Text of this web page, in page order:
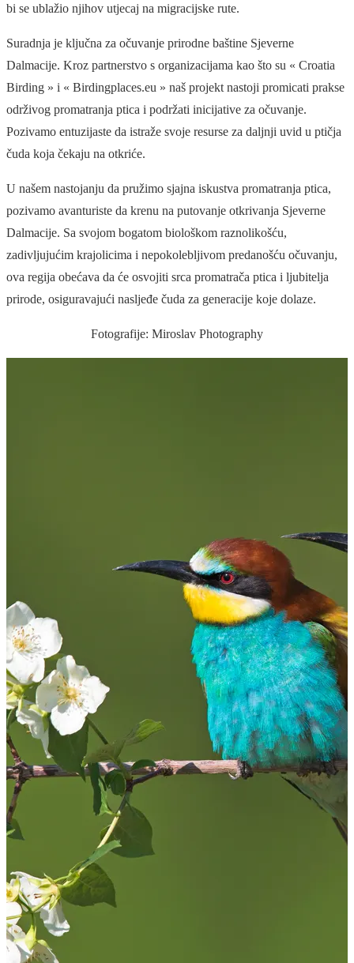
bi se ublažio njihov utjecaj na migracijske rute.
Suradnja je ključna za očuvanje prirodne baštine Sjeverne
Dalmacije. Kroz partnerstvo s organizacijama kao što su « Croatia
Birding » i « Birdingplaces.eu » naš projekt nastoji promicati prakse
održivog promatranja ptica i podržati inicijative za očuvanje.
Pozivamo entuzijaste da istraže svoje resurse za daljnji uvid u ptičja
čuda koja čekaju na otkriće.
U našem nastojanju da pružimo sjajna iskustva promatranja ptica,
pozivamo avanturiste da krenu na putovanje otkrivanja Sjeverne
Dalmacije. Sa svojom bogatom biološkom raznolikošću,
zadivljujućim krajolicima i nepokolebljivom predanošću očuvanju,
ova regija obećava da će osvojiti srca promatrača ptica i ljubitelja
prirode, osiguravajući nasljeđe čuda za generacije koje dolaze.
Fotografije: Miroslav Photography